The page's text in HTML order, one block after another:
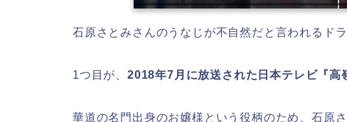
石原さとみさんのうなじが不自然だと言われるド
1つ目が、 2018年7月に放送された日本テレビ『高
華道の名門出身のお嬢様という役柄のため、石原